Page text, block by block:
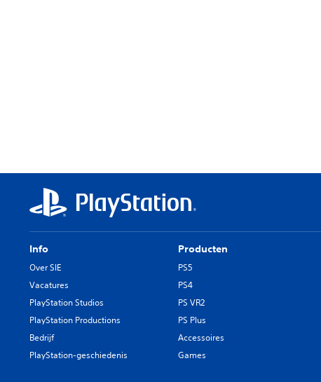
Info
Over SIE
Vacatures
PlayStation Studios
PlayStation Productions
Bedrijf
PlayStation-geschiedenis
Producten
PS5
PS4
PS VR2
PS Plus
Accessoires
Games